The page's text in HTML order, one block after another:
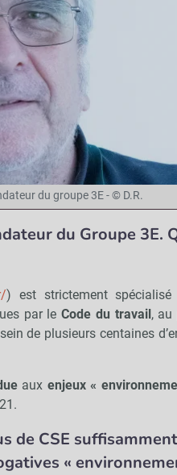
du groupe 3E - © D.R.
du Groupe 3E.
) est strictement
par leCode du travail, au
de plusieurs centaines
aux enjeux «
de CSE
«